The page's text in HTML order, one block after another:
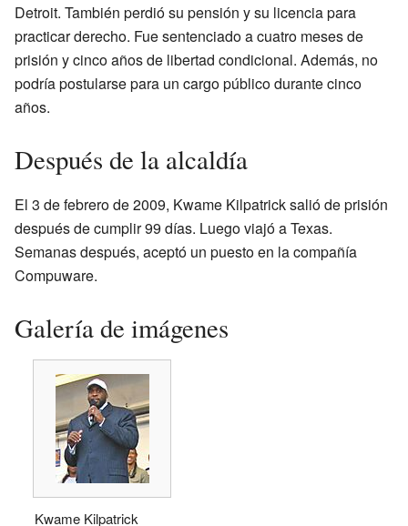
Detroit. También perdió su pensión y su licencia para
practicar derecho. Fue sentenciado a cuatro meses de
prisión y cinco años de libertad condicional. Además, no
podría postularse para un cargo público durante cinco
años.
Después de la alcaldía
El 3 de febrero de 2009, Kwame Kilpatrick salió de prisión
después de cumplir 99 días. Luego viajó a Texas.
Semanas después, aceptó un puesto en la compañía
Compuware.
Galería de imágenes
Kwame Kilpatrick